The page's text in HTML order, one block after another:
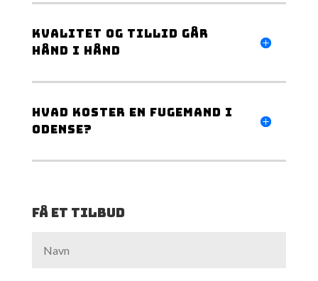
Kvalitet og tillid går
hånd i hånd
Hvad koster en fugemand i
Odense?
Få et tilbud